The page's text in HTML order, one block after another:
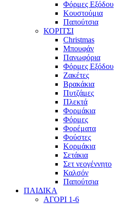
Φόρμες Εξόδου
Κουστούμια
Παπούτσια
ΚΟΡΙΤΣΙ
Christmas
Μπουφάν
Πανωφόρια
Φόρμες Εξόδου
Ζακέτες
Βρακάκια
Πυτζάμες
Πλεκτά
Φορμάκια
Φόρμες
Φορέματα
Φούστες
Κορμάκια
Σετάκια
Σετ νεογέννητο
Καλσόν
Παπούτσια
ΠΑΙΔΙΚΑ
ΑΓΟΡΙ 1-6